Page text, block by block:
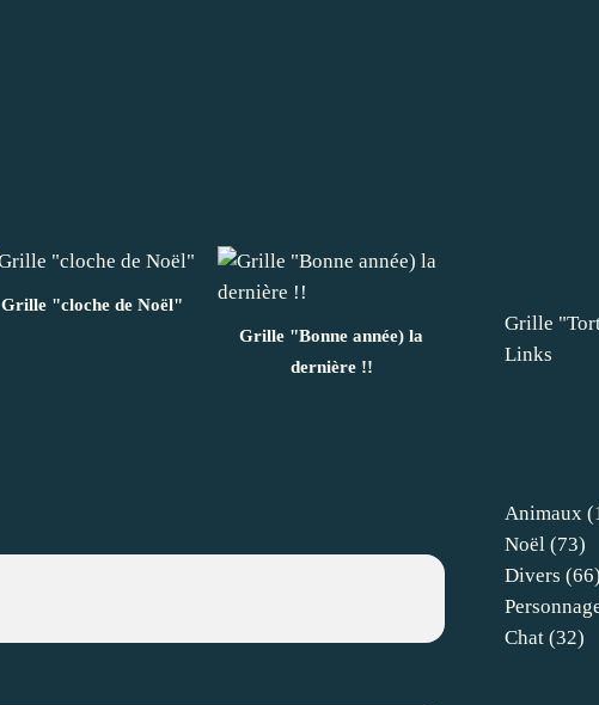
Grille "cloche de Noël"
Grille "Bonne année) la
dernière !!
Animaux
Noël (73)
Divers (66)
Chat (32)
Grille
Links